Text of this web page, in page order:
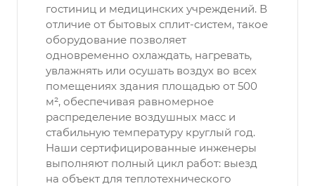
гостиниц и медицинских учреждений. В
отличие от бытовых сплит-систем, такое
оборудование позволяет
одновременно охлаждать, нагревать,
увлажнять или осушать воздух во всех
помещениях здания площадью от 500
м², обеспечивая равномерное
распределение воздушных масс и
стабильную температуру круглый год.
Наши сертифицированные инженеры
выполняют полный цикл работ: выезд
на объект для теплотехнического